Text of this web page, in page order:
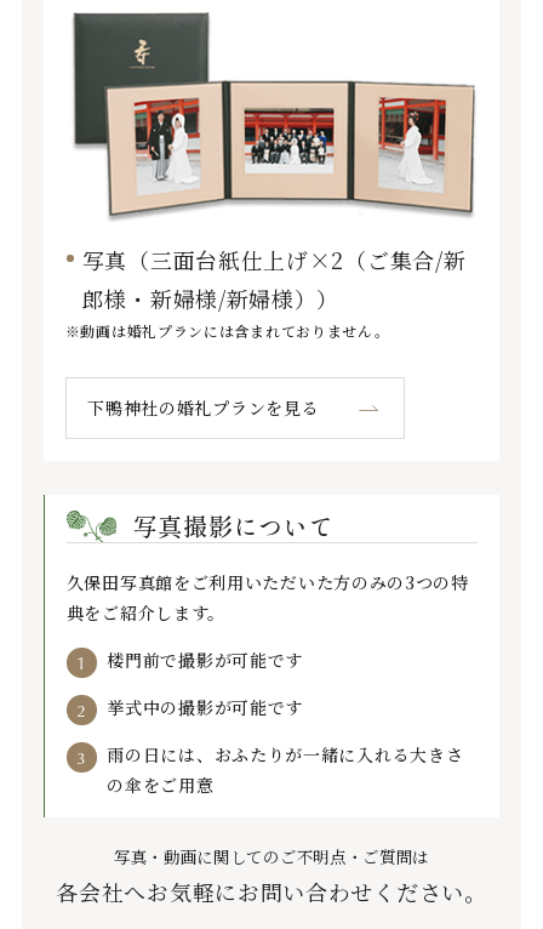
写真（三面台紙仕上げ×2（ご集合/新
郎様・新婦様/新婦様））
動画は婚礼プランには含まれておりません。
下鴨神社の婚礼プランを見る
写真撮影について
久保田写真館をご利用いただいた方のみの3つの特
典をご紹介します。
楼門前で撮影が可能です
挙式中の撮影が可能です
雨の日には、おふたりが一緒に入れる大きさ
の傘をご用意
写真・動画に関してのご不明点・ご質問は
各会社へお気軽にお問い合わせください。